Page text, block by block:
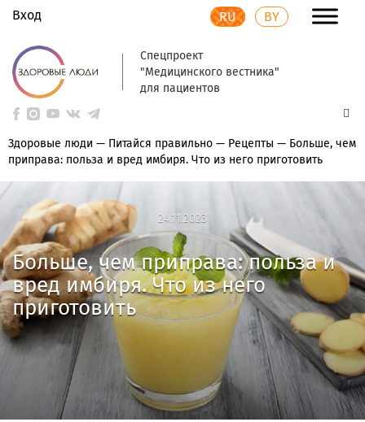
Вход RU BY
Спецпроект
"Медицинского вестника"
для пациентов
Здоровые люди — Питайся правильно — Рецепты — Больше, чем
приправа: польза и вред имбиря. Что из него приготовить
24.11.2023
24.11.2023
Больше, чем приправа: польза и
вред имбиря. Что из него
приготовить